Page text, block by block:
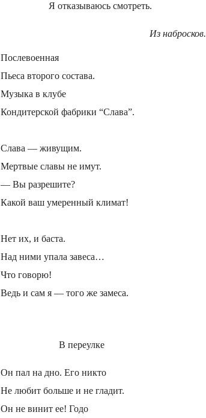
Я отказываюсь смотреть.
Из набросков.
Послевоенная
Пьеса второго состава.
Музыка в клубе
Кондитерской фабрики “Слава”.
Слава — живущим.
Мертвые славы не имут.
— Вы разрешите?
Какой ваш умеренный климат!
Нет их, и баста.
Над ними упала завеса…
Чтo говорю!
Ведь и сам я — того же замеса.
В переулке
Он пал на дно. Его никто
Не любит больше и не гладит.
Он не винит ее! Годо